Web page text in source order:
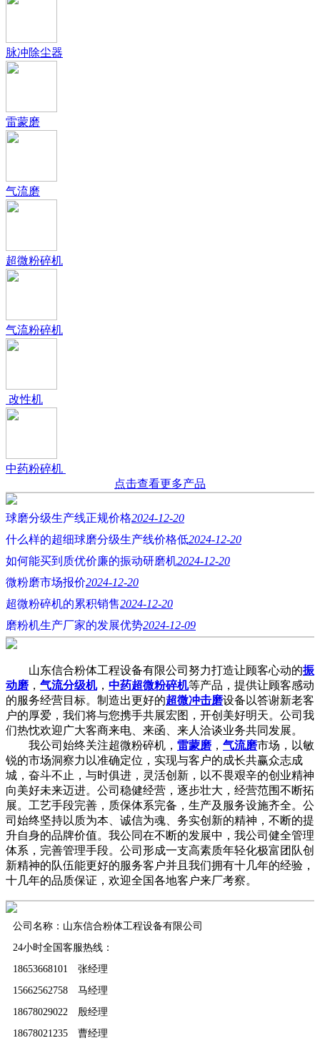
脉冲除尘器
雷蒙磨
气流磨
超微粉碎机
气流粉碎机
改性机
中药粉碎机
点击查看更多产品
球磨分级生产线正规价格2024-12-20
什么样的超细球磨分级生产线价格低2024-12-20
如何能买到质优价廉的振动研磨机2024-12-20
微粉磨市场报价2024-12-20
超微粉碎机的累积销售2024-12-20
磨粉机生产厂家的发展优势2024-12-09
山东信合粉体工程设备有限公司努力打造让顾客心动的振
动磨 ， 气流分级机， 中药超微粉碎机等产品，提供让顾客感动
的服务经营目标。制造出更好的超微冲击磨设备以答谢新老客
户的厚爱，我们将与您携手共展宏图，开创美好明天。公司我
们热忱欢迎广大客商来电、来函、来人洽谈业务共同发展。
我公司始终关注超微粉碎机， 雷蒙磨 ， 气流磨市场，以敏
锐的市场洞察力以准确定位，实现与客户的成长共赢众志成
城，奋斗不止，与时俱进，灵活创新，以不畏艰辛的创业精神
向美好未来迈进。公司稳健经营，逐步壮大，经营范围不断拓
展。工艺手段完善，质保体系完备，生产及服务设施齐全。公
司始终坚持以质为本、诚信为魂、务实创新的精神，不断的提
升自身的品牌价值。我公同在不断的发展中，我公司健全管理
体系，完善管理手段。公司形成一支高素质年轻化极富团队创
新精神的队伍能更好的服务客户并且我们拥有十几年的经验，
十几年的品质保证，欢迎全国各地客户来厂考察。
公司名称：山东信合粉体工程设备有限公司
24小时全国客服热线：
18653668101 张经理
15662562758 马经理
18678029022 殷经理
18678021235 曹经理